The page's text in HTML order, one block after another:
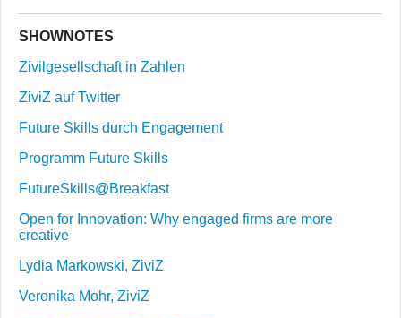
SHOWNOTES
Zivilgesellschaft in Zahlen
ZiviZ auf Twitter
Future Skills durch Engagement
Programm Future Skills
FutureSkills@Breakfast
Open for Innovation: Why engaged firms are more
creative
Lydia Markowski, ZiviZ
Veronika Mohr, ZiviZ